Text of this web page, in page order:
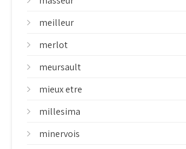
meilleur
merlot
meursault
mieux etre
millesima
minervois